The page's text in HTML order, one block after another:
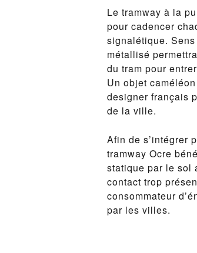
Le tramway à la
pour cadencer
signalétique.
métallisé
du tram pour
Un objet
designer français
de la ville.
Afin de s’intégrer
tramway Ocre
statique par le sol
contact trop
consommateur
par les villes.